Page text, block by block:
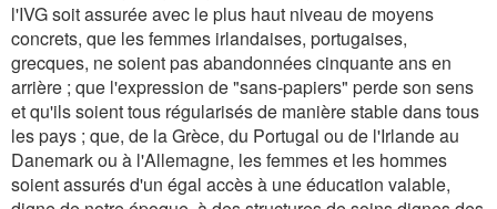
l'IVG soit assurée avec le plus haut niveau de moyens
concrets, que les femmes irlandaises, portugaises,
grecques, ne soient pas abandonnées cinquante ans en
arrière ; que l'expression de "sans-papiers" perde son sens
et qu'ils soient tous régularisés de manière stable dans tous
les pays ; que, de la Grèce, du Portugal ou de l'Irlande au
Danemark ou à l'Allemagne, les femmes et les hommes
soient assurés d'un égal accès à une éducation valable,